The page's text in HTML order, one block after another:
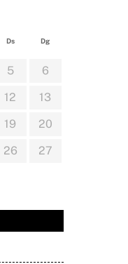
Ds Dg
5
6
12
13
19
20
26
27